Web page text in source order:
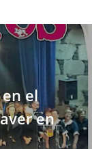
el
en